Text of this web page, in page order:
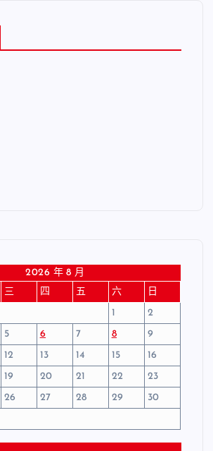
2026 年 8 月
三 四 五 六
日
1
2
5 6 7 8
9
12 13 14 15
16
19 20 21 22
23
26 27 28 29
30